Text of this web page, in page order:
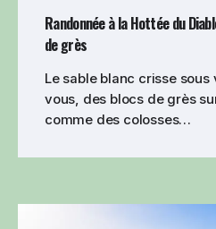
Randonnée à la Hottée du
de grès
Le sable blanc crisse sous
vous, des blocs de grès
comme des colosses…